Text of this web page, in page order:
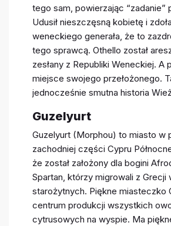
tego sam, powierzając “zadanie”
Udusił nieszczęsną kobietę i
weneckiego generała, że to
tego sprawcą. Othello został
zesłany z Republiki Weneckiej. A
miejsce swojego przełożonego.
jednocześnie smutna historia
Guzelyurt
Guzelyurt (Morphou) to miasto w
zachodniej części Cypru
że został założony dla bogini
Spartan, którzy migrowali z Grecji
starożytnych. Piękne miasteczko
centrum produkcji wszystkich
cytrusowych na wyspie. Ma